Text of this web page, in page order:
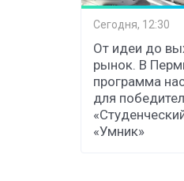
Сегодня, 12:30
От идеи до
рынок. В
программа
для
«Умник»